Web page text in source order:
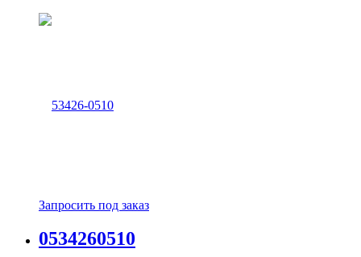
Запросить под заказ
0534260510